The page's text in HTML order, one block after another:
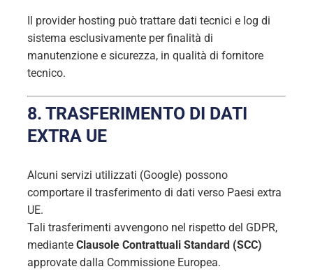
Il provider hosting può trattare dati tecnici e log di
sistema esclusivamente per finalità di
manutenzione e sicurezza, in qualità di fornitore
tecnico.
8. TRASFERIMENTO DI DATI
EXTRA UE
Alcuni servizi utilizzati (Google) possono
comportare il trasferimento di dati verso Paesi extra
UE.
Tali trasferimenti avvengono nel rispetto del GDPR,
mediante Clausole Contrattuali Standard (SCC)
approvate dalla Commissione Europea.